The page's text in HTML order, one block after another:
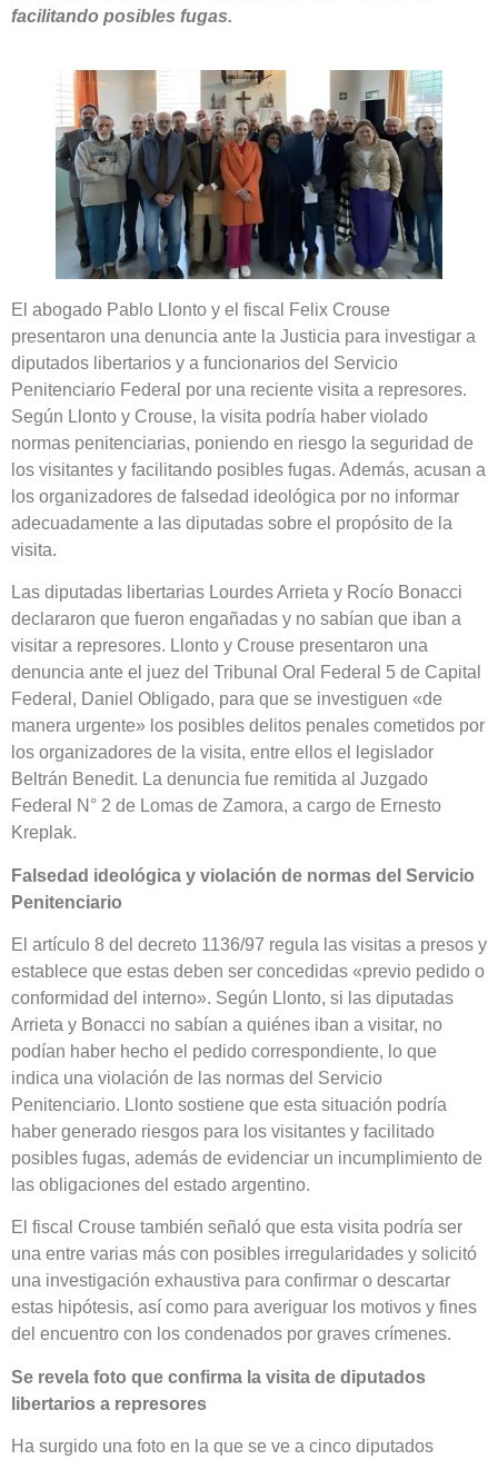
facilitando posibles fugas.
El abogado Pablo Llonto y el fiscal Felix Crouse
presentaron una denuncia ante la Justicia para investigar a
diputados libertarios y a funcionarios del Servicio
Penitenciario Federal por una reciente visita a represores.
Según Llonto y Crouse, la visita podría haber violado
normas penitenciarias, poniendo en riesgo la seguridad de
los visitantes y facilitando posibles fugas. Además, acusan a
los organizadores de falsedad ideológica por no informar
adecuadamente a las diputadas sobre el propósito de la
visita.
Las diputadas libertarias Lourdes Arrieta y Rocío Bonacci
declararon que fueron engañadas y no sabían que iban a
visitar a represores. Llonto y Crouse presentaron una
denuncia ante el juez del Tribunal Oral Federal 5 de Capital
Federal, Daniel Obligado, para que se investiguen «de
manera urgente» los posibles delitos penales cometidos por
los organizadores de la visita, entre ellos el legislador
Beltrán Benedit. La denuncia fue remitida al Juzgado
Federal N° 2 de Lomas de Zamora, a cargo de Ernesto
Kreplak.
Falsedad ideológica y violación de normas del Servicio
Penitenciario
El artículo 8 del decreto 1136/97 regula las visitas a presos y
establece que estas deben ser concedidas «previo pedido o
conformidad del interno». Según Llonto, si las diputadas
Arrieta y Bonacci no sabían a quiénes iban a visitar, no
podían haber hecho el pedido correspondiente, lo que
indica una violación de las normas del Servicio
Penitenciario. Llonto sostiene que esta situación podría
haber generado riesgos para los visitantes y facilitado
posibles fugas, además de evidenciar un incumplimiento de
las obligaciones del estado argentino.
El fiscal Crouse también señaló que esta visita podría ser
una entre varias más con posibles irregularidades y solicitó
una investigación exhaustiva para confirmar o descartar
estas hipótesis, así como para averiguar los motivos y fines
del encuentro con los condenados por graves crímenes.
Se revela foto que confirma la visita de diputados
libertarios a represores
Ha surgido una foto en la que se ve a cinco diputados